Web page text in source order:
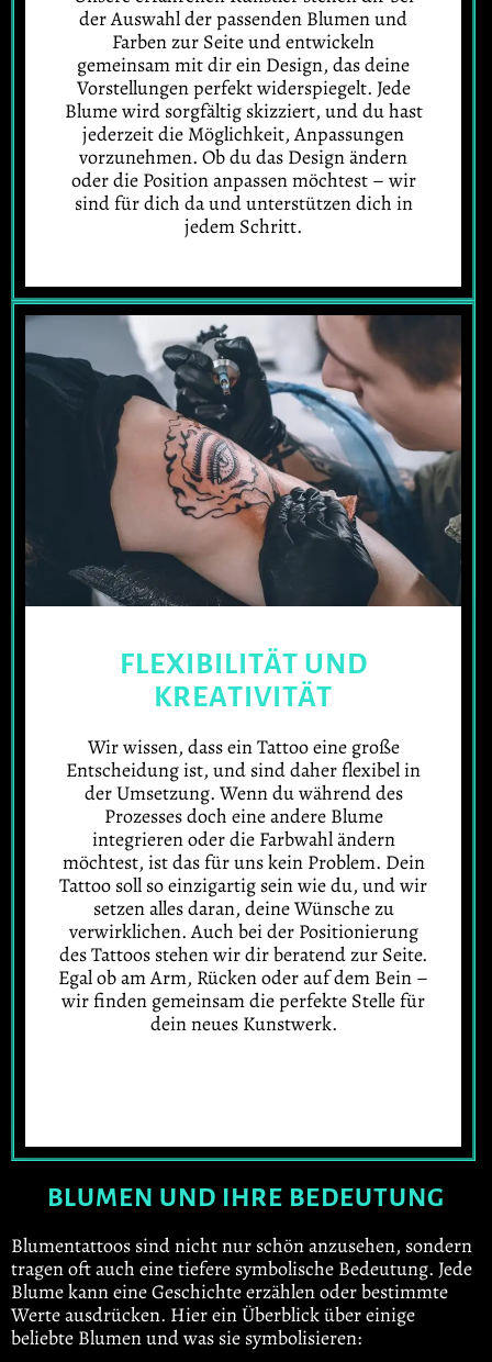
der Auswahl der passenden Blumen und
Farben zur Seite und entwickeln
gemeinsam mit dir ein Design, das deine
Vorstellungen perfekt widerspiegelt. Jede
Blume wird sorgfältig skizziert, und du hast
jederzeit die Möglichkeit, Anpassungen
vorzunehmen. Ob du das Design ändern
oder die Position anpassen möchtest – wir
sind für dich da und unterstützen dich in
jedem Schritt.
FLEXIBILITÄT UND
KREATIVITÄT
Wir wissen, dass ein Tattoo eine große
Entscheidung ist, und sind daher flexibel in
der Umsetzung. Wenn du während des
Prozesses doch eine andere Blume
integrieren oder die Farbwahl ändern
möchtest, ist das für uns kein Problem. Dein
Tattoo soll so einzigartig sein wie du, und wir
setzen alles daran, deine Wünsche zu
verwirklichen. Auch bei der Positionierung
des Tattoos stehen wir dir beratend zur Seite.
Egal ob am Arm, Rücken oder auf dem Bein –
wir finden gemeinsam die perfekte Stelle für
dein neues Kunstwerk.
BLUMEN UND IHRE BEDEUTUNG
Blumentattoos sind nicht nur schön anzusehen, sondern
tragen oft auch eine tiefere symbolische Bedeutung. Jede
Blume kann eine Geschichte erzählen oder bestimmte
Werte ausdrücken. Hier ein Überblick über einige
beliebte Blumen und was sie symbolisieren: